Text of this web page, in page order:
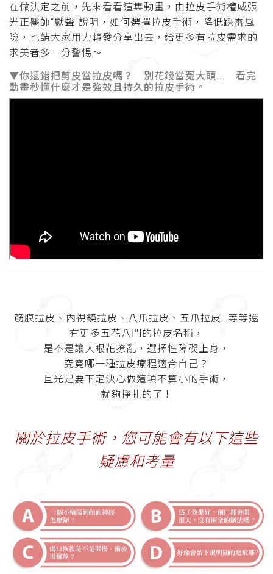
在做決定之前，先來看看這集動畫，由拉皮手術權威張
光正醫師“獻聲"說明，如何選擇拉皮手術，降低踩雷風
險，也請大家用力轉發分享出去，給更多有拉皮需求的
求美者多一分警惕～
▼你還錯把剪皮當拉皮嗎？ 別花錢當冤大頭... 看完
動畫秒懂什麼才是強效且持久的拉皮手術。
筋膜拉皮、內視鏡拉皮、八爪拉皮、五爪拉皮…等等還
有更多五花八門的拉皮名稱，
是不是讓人眼花撩亂，選擇性障礙上身，
究竟哪一種拉皮療程適合自己？
且光是要下定決心做這項不算小的手術，
就夠掙扎的了！
關於拉皮手術，您可能會有以下這些
疑慮和考量